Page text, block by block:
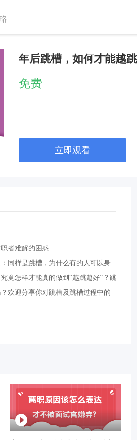
年后跳槽，如何才能越
免费
立即观看
者难解的困惑
同样是跳槽，为什么有的人可以身
竟怎样才能真的做到“越跳越好”？跳
欢迎分享你对跳槽及跳槽过程中的